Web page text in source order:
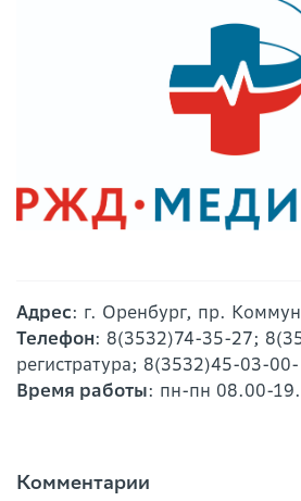
Адрес: г. Оренбург, пр.
Телефон: 8(3532)74-35-27;
регистратура; 8(3532)45-03-
Время работы: пн-пн 08.00-
Комментарии